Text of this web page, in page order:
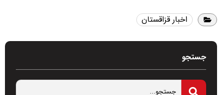
اخبار قزاقستان
جستجو